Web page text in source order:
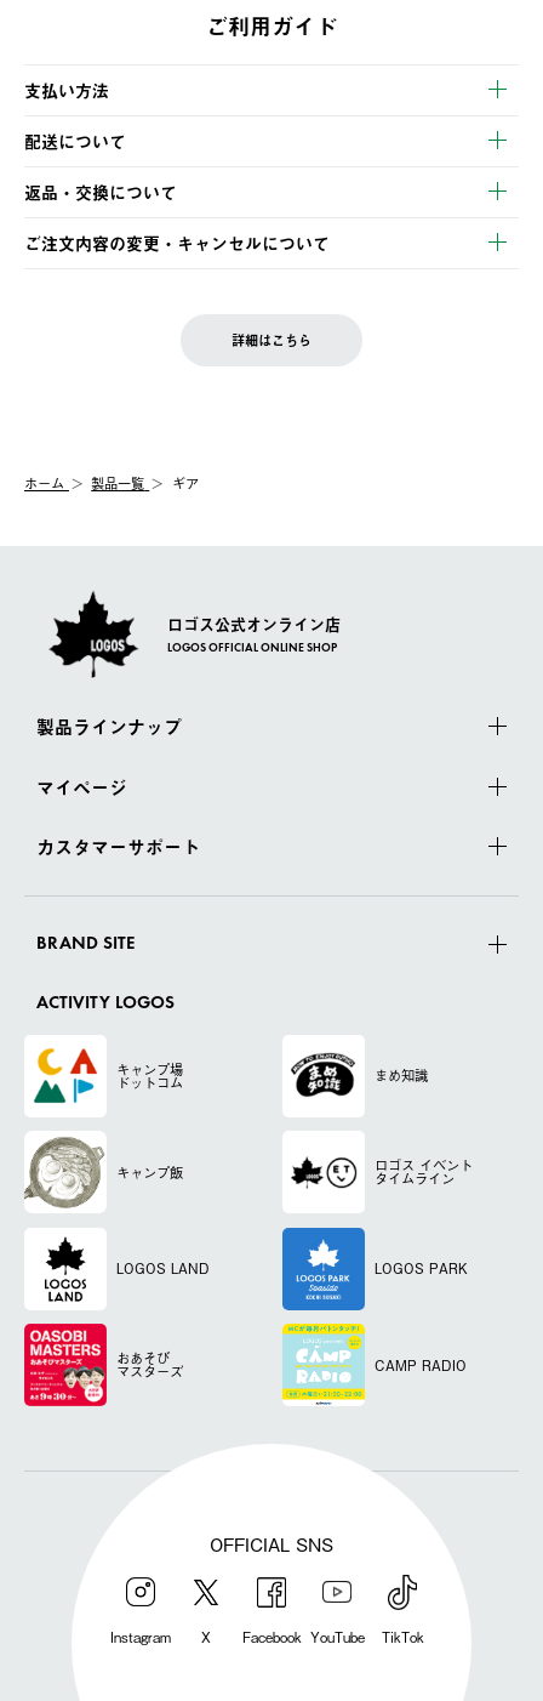
ご利用ガイド
支払い方法
以下のいずれかの方法でお支払いいただけます。
・クレジットカード決済
・コンビニ決済
・Pay-easy決済
配送について
【発送スケジュール】
ご注文・ご入金完了より2営業日以内に商品を発送いたします。
土日祝の発送はございませんので、木曜日以降のご注文は週明け
の発送となる場合がございます。
【配送業者】
佐川急便にて配送されます。
返品・交換について
※お客様都合の場合
お客様都合の返品にかかる送料は、お客様ご負担とさせていただ
一度お手元の商品を返品いただき、ご希望商品を再注文してくだ
ご注文内容の変更・キャンセルについて
LOGOS FAMILY会員の方は、会員マイページ内 購入履歴画面に
詳細はこちら
ホーム 製品一覧 ギア
ロゴス公式オンライン店
LOGOS OFFICIAL ONLINE SHOP
製品ラインナップ
マイページ
カスタマーサポート
BRAND SITE
ACTIVITY LOGOS
キャンプ場
ドットコム まめ知識
キャンプ飯 ロゴス イベント
タイムライン
LOGOS LAND LOGOS PARK
おあそび
マスターズ CAMP RADIO
OFFICIAL SNS
Instagram X Facebook YouTube TikTok